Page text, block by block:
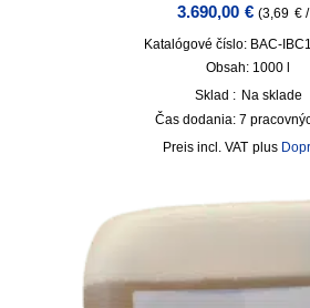
3.690,00 € (3,69 €/
Katalógové číslo: BAC-
Obsah: 1000
Sklad : Na sklade
Čas dodania: 7
incl. VAT plus